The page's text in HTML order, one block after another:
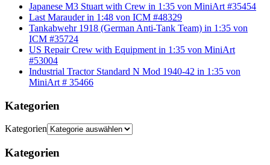
Japanese M3 Stuart with Crew in 1:35 von MiniArt #35454
Last Marauder in 1:48 von ICM #48329
Tankabwehr 1918 (German Anti-Tank Team) in 1:35 von
ICM #35724
US Repair Crew with Equipment in 1:35 von MiniArt
#53004
Industrial Tractor Standard N Mod 1940-42 in 1:35 von
MiniArt # 35466
Kategorien
Kategorien
Kategorien